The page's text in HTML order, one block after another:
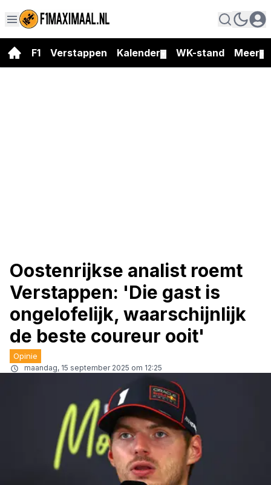
F1 Verstappen Kalender WK-stand Meer
Oostenrijkse analist roemt
Verstappen: 'Die gast is
ongelofelijk, waarschijnlijk
de beste coureur ooit'
Opinie
maandag, 15 september 2025 om 12:25